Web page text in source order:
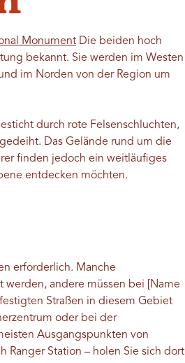
MonumentDie beiden hoch
bekannt. Sie werden im Westen
im Norden von der Region um
durch rote Felsenschluchten,
Das Gelände rund um die
finden jedoch ein weitläufiges
entdecken möchten.
erforderlich. Manche
andere müssen bei [Name
Straßen in diesem Gebiet
oder bei der
Ausgangspunkten von
Station – holen Sie sich dort